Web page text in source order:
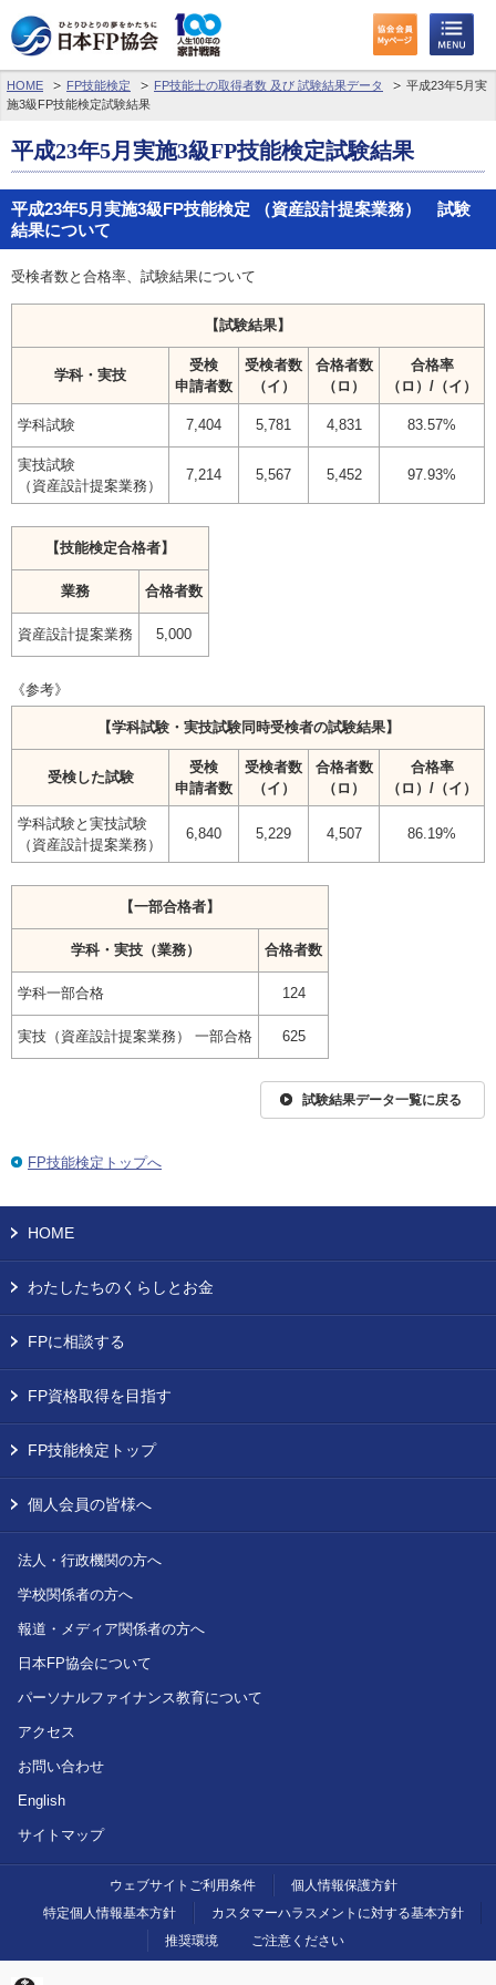
HOME FP技能検定 FP技能士の取得者数 及び 試験結果データ
平成23年5月実
施3級FP技能検定試験結果
平成23年5月実施3級FP技能検定試験結果
平成23年5月実施3級FP技能検定 （資産設計提案業務） 試験
結果について
受検者数と合格率、試験結果について
【試験結果】
学科・実技
受検
申請者数
受検者数
（イ）
合格者数
（ロ）
合格率
（ロ）/（イ）
学科試験 7,404 5,781 4,831 83.57%
実技試験
（資産設計提案業務）
7,214 5,567 5,452 97.93%
【技能検定合格者】
業務 合格者数
資産設計提案業務 5,000
《参考》
【学科試験・実技試験同時受検者の試験結果】
受検した試験
受検
申請者数
受検者数
（イ）
合格者数
（ロ）
合格率
（ロ）/（イ）
学科試験と実技試験
（資産設計提案業務）
6,840 5,229 4,507 86.19%
【一部合格者】
学科・実技（業務） 合格者数
学科一部合格 124
実技（資産設計提案業務） 一部合格 625
試験結果データ一覧に戻る
FP技能検定トップへ
HOME
わたしたちのくらしとお金
FPに相談する
FP資格取得を目指す
FP技能検定トップ
個人会員の皆様へ
法人・行政機関の方へ
学校関係者の方へ
報道・メディア関係者の方へ
日本FP協会について
パーソナルファイナンス教育について
アクセス
お問い合わせ
English
サイトマップ
ウェブサイトご利用条件
個人情報保護方針
特定個人情報基本方針
カスタマーハラスメントに対する基本方針
推奨環境
ご注意ください